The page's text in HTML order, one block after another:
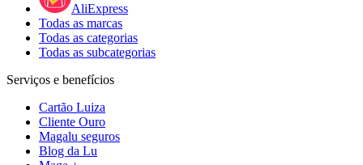
AliExpress
Todas as marcas
Todas as categorias
Todas as subcategorias
Serviços e benefícios
Cartão Luiza
Cliente Ouro
Magalu seguros
Blog da Lu